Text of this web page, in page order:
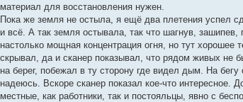
материал для восстановления нужен.
Пока же земля не остыла, я ещё два плетения успел
и всё. А так земля остывала, так что шагнув,
настолько мощная концентрация огня, но тут
скрывал, да и сканер показывал, что рядом живых не
на берег, побежал в ту сторону где видел дым. На
надеюсь. Вскоре сканер показал кое-что интересное.
местные, как работники, так и постояльцы, явно с